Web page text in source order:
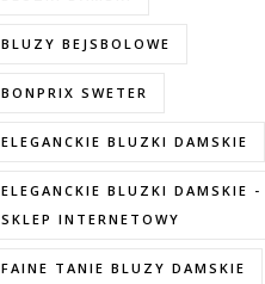
BLUZY BEJSBOLOWE
BONPRIX SWETER
ELEGANCKIE BLUZKI DAMSKIE
ELEGANCKIE BLUZKI DAMSKIE -
SKLEP INTERNETOWY
FAINE TANIE BLUZY DAMSKIE